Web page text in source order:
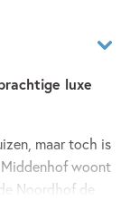
luxe
maar toch is
woont
Noordhof de
De zes